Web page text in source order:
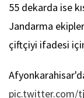
55 dekarda ise
Jandarma
çiftçiyi ifadesi
pic.twitter.com/